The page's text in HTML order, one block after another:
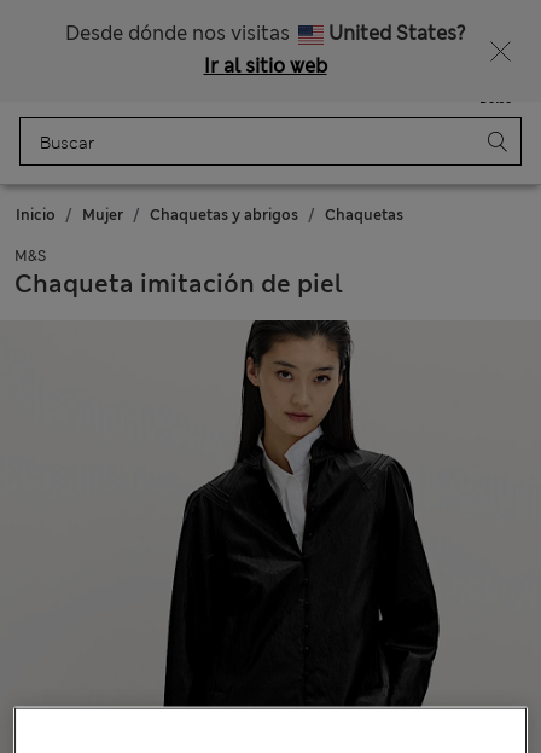
Desde dónde nos visitas
United States?
Ir al sitio web
Bolso
Inicio Mujer Chaquetas y abrigos Chaquetas
M&S
Chaqueta imitación de piel